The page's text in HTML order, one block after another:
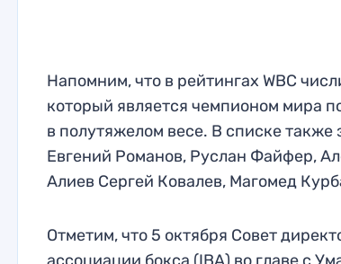
Напомним, что в рейтингах WBC
который является чемпионом мира
в полутяжелом весе. В списке также
Евгений Романов, Руслан Файфер,
Алиев Сергей Ковалев, Магомед
Отметим, что 5 октября Совет